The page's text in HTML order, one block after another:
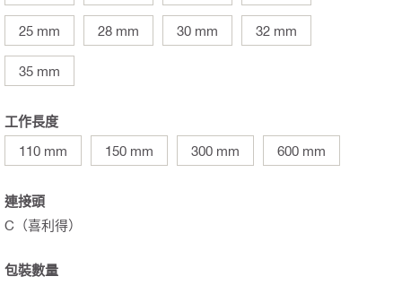
25 mm 28 mm 30 mm 32 mm
35 mm
工作長度
110 mm
150 mm 300 mm 600 mm
連接頭
C（喜利得）
包裝數量